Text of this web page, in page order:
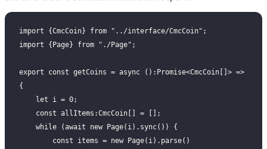
import {CmcCoin} from "../interface/CmcCoin";
import {Page} from "./Page";
export const getCoins = async ():Promise<CmcCoin[]> =>
{
    let i = 0;
    const allItems:CmcCoin[] = [];
    while (await new Page(i).sync()) {
        const items = new Page(i).parse()